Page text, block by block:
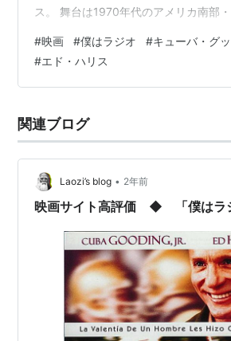
スノー・ドッグ（2002） 出演
ズーランダー
ラットレース
ザ・ダイバー
ハーモニーベイの夜明け（1999
コンフェッション
奇蹟の輝き
恋愛小説家 （1997） 出演
ブレイクアウト（1996）＜未＞
ザ・エージェント（1996） 出演
代理人（1995）＜未＞ 出演
ブラインド・ヒル（1995）＜TVM
アウトブレイク （1995） 出演
ス。 舞台は1970年代のアメリカ南部
ィは、いつもラジオを持ち歩いている
オ」と呼ばれています。ある日、高校
ボール部のコーチ、ハロルド・ジョー
手伝いへ誘います 一般的に『僕はラジ
の偏見を描いた感動作」と…
#映画 #僕はラジオ #キューバ・グ
#エド・ハリス
関連ブログ
Laozi’s blog • 2年前
映画サイト高評価 ◆ 「僕はラ